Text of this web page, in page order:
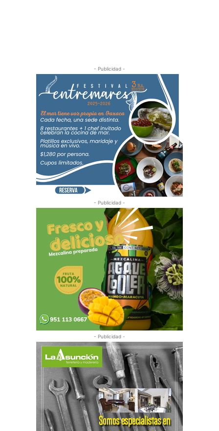
- Publicidad -
- Publicidad -
- Publicidad -